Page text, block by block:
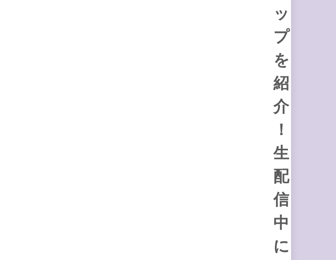
ッ
プ
を
紹
介
！
生
配
信
中
に